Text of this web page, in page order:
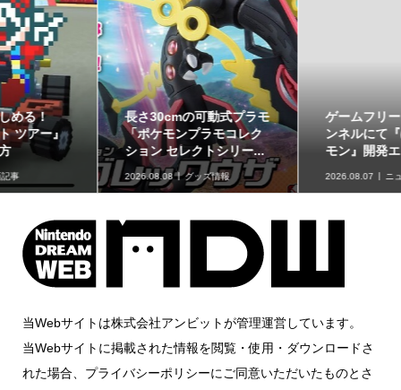
ゲームフリーク公式チャ
ンネルにて『ぽこ あ ポケ
モン』開発エピソード...
ニュース
最初のパートナーポケモ
ンなど30種！「ポケット
モンスター30周年 ミニ...
2026.08.07 グッズ情報
当Webサイトは株式会社アンビットが管理運営しています。
当Webサイトに掲載された情報を閲覧・使用・ダウンロードさ
れた場合、プライバシーポリシーにご同意いただいたものとさ